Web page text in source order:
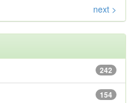
next >
242
154